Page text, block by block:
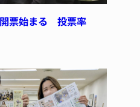
票始まる 投票率